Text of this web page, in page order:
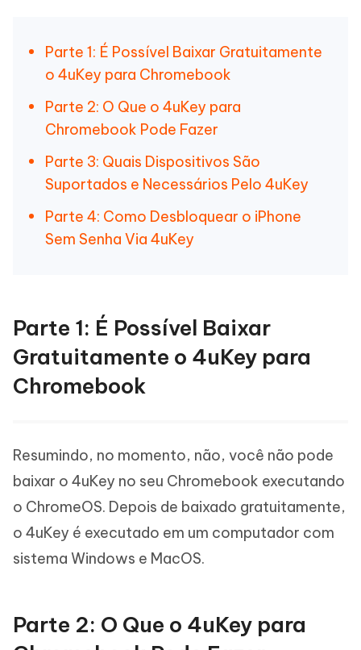
Parte 1: É Possível Baixar Gratuitamente
o 4uKey para Chromebook
Parte 2: O Que o 4uKey para
Chromebook Pode Fazer
Parte 3: Quais Dispositivos São
Suportados e Necessários Pelo 4uKey
Parte 4: Como Desbloquear o iPhone
Sem Senha Via 4uKey
Parte 1: É Possível Baixar
Gratuitamente o 4uKey para
Chromebook
Resumindo, no momento, não, você não pode
baixar o 4uKey no seu Chromebook executando
o ChromeOS. Depois de baixado gratuitamente,
o 4uKey é executado em um computador com
sistema Windows e MacOS.
Parte 2: O Que o 4uKey para